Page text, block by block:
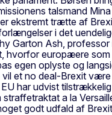
talsmand
trætte af
i det
Garton Ash,
europæere
egen oplyste og
et no deal-Brexit
har udvist
a la
godt udfald af